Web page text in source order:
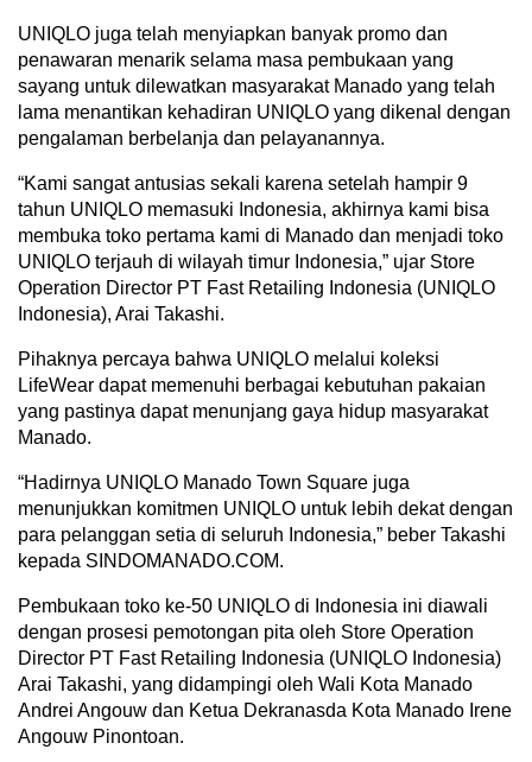
UNIQLO juga telah menyiapkan banyak promo dan
penawaran menarik selama masa pembukaan yang
sayang untuk dilewatkan masyarakat Manado yang telah
lama menantikan kehadiran UNIQLO yang dikenal dengan
pengalaman berbelanja dan pelayanannya.
“Kami sangat antusias sekali karena setelah hampir 9
tahun UNIQLO memasuki Indonesia, akhirnya kami bisa
membuka toko pertama kami di Manado dan menjadi toko
UNIQLO terjauh di wilayah timur Indonesia,” ujar Store
Operation Director PT Fast Retailing Indonesia (UNIQLO
Indonesia), Arai Takashi.
Pihaknya percaya bahwa UNIQLO melalui koleksi
LifeWear dapat memenuhi berbagai kebutuhan pakaian
yang pastinya dapat menunjang gaya hidup masyarakat
Manado.
“Hadirnya UNIQLO Manado Town Square juga
menunjukkan komitmen UNIQLO untuk lebih dekat dengan
para pelanggan setia di seluruh Indonesia,” beber Takashi
kepada SINDOMANADO.COM.
Pembukaan toko ke-50 UNIQLO di Indonesia ini diawali
dengan prosesi pemotongan pita oleh Store Operation
Director PT Fast Retailing Indonesia (UNIQLO Indonesia)
Arai Takashi, yang didampingi oleh Wali Kota Manado
Andrei Angouw dan Ketua Dekranasda Kota Manado Irene
Angouw Pinontoan.